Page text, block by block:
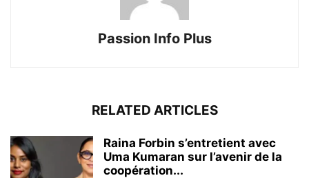
Passion Info Plus
RELATED ARTICLES
Raina Forbin s’entretient avec
Uma Kumaran sur l’avenir de la
coopération...